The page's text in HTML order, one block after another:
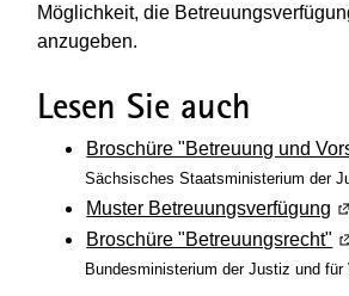
Möglichkeit, die
anzugeben.
Lesen Sie auch
Broschüre "Betreuung und
Sächsisches Staatsministerium der
Muster Betreuungsverfügung
Broschüre "Betreuungsrecht"
Bundesministerium der Justiz und für